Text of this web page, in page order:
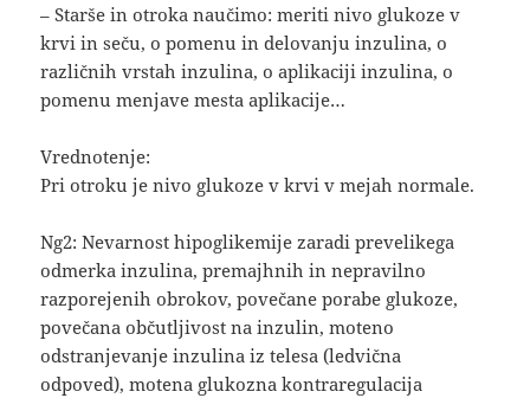
– Starše in otroka naučimo: meriti nivo glukoze v
krvi in seču, o pomenu in delovanju inzulina, o
različnih vrstah inzulina, o aplikaciji inzulina, o
pomenu menjave mesta aplikacije…
Vrednotenje:
Pri otroku je nivo glukoze v krvi v mejah normale.
Ng2: Nevarnost hipoglikemije zaradi prevelikega
odmerka inzulina, premajhnih in nepravilno
razporejenih obrokov, povečane porabe glukoze,
povečana občutljivost na inzulin, moteno
odstranjevanje inzulina iz telesa (ledvična
odpoved), motena glukozna kontraregulacija